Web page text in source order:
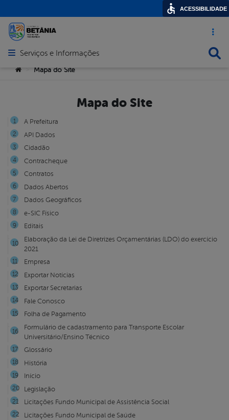
Acesso
Abrir menu principal de navegação
Serviços e Informações
Você está aqui:
Mapa do Site
Mapa do Site
A Prefeitura
API Dados
Cidadão
Contracheque
Contratos
Dados Abertos
Dados Geográficos
e-SIC Físico
Editais
Elaboração da Lei de Diretrizes Orçamentárias (LDO) do exercício
2021
Empresa
Exportar Notícias
Exportar Secretarias
Fale Conosco
Folha de Pagamento
Formulário de cadastramento para Transporte Escolar
Universitário/Ensino Técnico
Glossário
História
Início
Legislação
Licitações Fundo Municipal de Assistência Social
Licitações Fundo Municipal de Saúde
ACESSIBILIDADE